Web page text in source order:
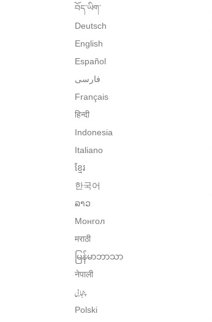
བོད་ཡིག་
Deutsch
English
Español
فارسی
Français
हिन्दी
Indonesia
Italiano
ខ្មែរ
한국어
ລາວ
Монгол
मराठी
မြန်မာဘာသာ
नेपाली
پنجابی
Polski